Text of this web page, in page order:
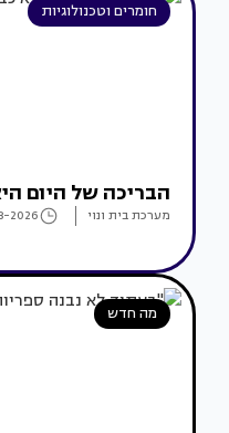
חומרים וטכנולוגיות
הבריכה של היום
מערכת בית ונוי 2026
מה חדש